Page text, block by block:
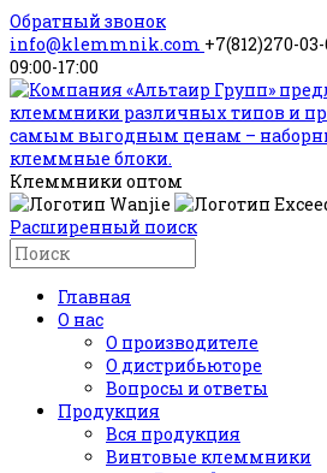
Обратный звонок
info@klemmnik.com +7(812)270-
09:00-17:00
Клеммники оптом
Расширенный поиск
Главная
О нас
О производителе
О дистрибьюторе
Вопросы и ответы
Продукция
Вся продукция
Винтовые клеммники